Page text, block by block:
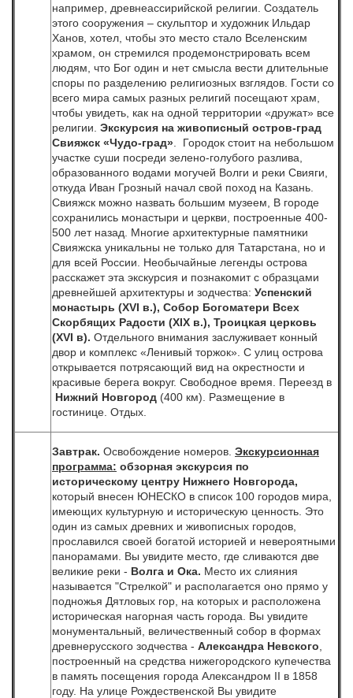
например, древнеассирийской религии. Создатель
этого сооружения – скульптор и художник Ильдар
Ханов, хотел, чтобы это место стало Вселенским
храмом, он стремился продемонстрировать всем
людям, что Бог один и нет смысла вести длительные
споры по разделению религиозных взглядов. Гости со
всего мира самых разных религий посещают храм,
чтобы увидеть, как на одной территории «дружат» все
религии. Экскурсия на живописный остров-град
Свияжск «Чудо-град» . Городок стоит на небольшом
участке суши посреди зелено-голубого разлива,
образованного водами могучей Волги и реки Свияги,
откуда Иван Грозный начал свой поход на Казань.
Свияжск можно назвать большим музеем, В городе
сохранились монастыри и церкви, построенные 400-
500 лет назад. Многие архитектурные памятники
Свияжска уникальны не только для Татарстана, но и
для всей России. Необычайные легенды острова
расскажет эта экскурсия и познакомит с образцами
древнейшей архитектуры и зодчества: Успенский
монастырь (XVI в.), Собор Богоматери Всех
Скорбящих Радости (XIX в.), Троицкая церковь
(XVI в). Отдельного внимания заслуживает конный
двор и комплекс «Ленивый торжок». С улиц острова
открывается потрясающий вид на окрестности и
красивые берега вокруг. Свободное время. Переезд в
Нижний Новгород (400 км). Размещение в
гостинице. Отдых.
Завтрак. Освобождение номеров. Экскурсионная
программа: обзорная экскурсия по
историческому центру Нижнего Новгорода,
который внесен ЮНЕСКО в список 100 городов мира,
имеющих культурную и историческую ценность. Это
один из самых древних и живописных городов,
прославился своей богатой историей и невероятными
панорамами. Вы увидите место, где сливаются две
великие реки - Волга и Ока. Место их слияния
называется "Стрелкой" и располагается оно прямо у
подножья Дятловых гор, на которых и расположена
историческая нагорная часть города. Вы увидите
монументальный, величественный собор в формах
древнерусского зодчества - Александра Невского
построенный на средства нижегородского купечества
в память посещения города Александром II в 1858
году. На улице Рождественской Вы увидите